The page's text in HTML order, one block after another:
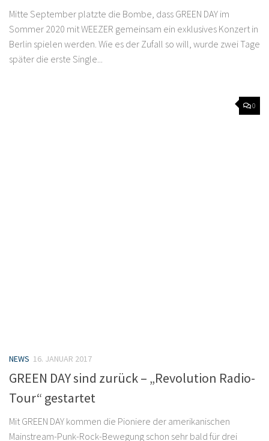
Mitte September platzte die Bombe, dass GREEN DAY im
Sommer 2020 mit WEEZER gemeinsam ein exklusives Konzert in
Berlin spielen werden. Wie es der Zufall so will, wurde zwei Tage
später die erste Single...
0
NEWS 16. JANUAR 2017
GREEN DAY sind zurück – „Revolution Radio-
Tour“ gestartet
Mit GREEN DAY kommen die Pioniere der amerikanischen
Mainstream-Punk-Rock-Bewegung schon sehr bald für drei